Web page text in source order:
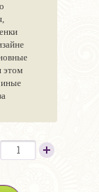
этом
иные